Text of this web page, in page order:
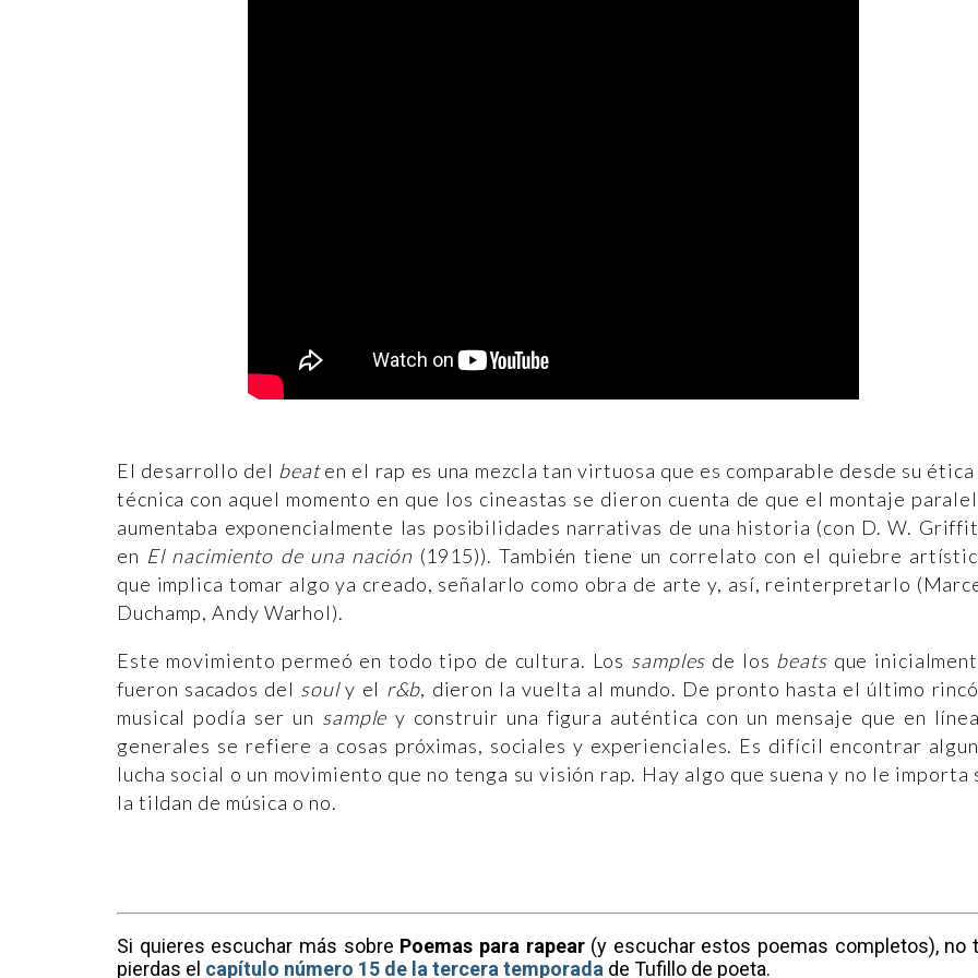
El desarrollo del beaten el rap es una mezcla tan virtuosa que es comparable desde su
técnica con aquel momento en que los cineastas se dieron cuenta de que el montaje
aumentaba exponencialmente las posibilidades narrativas de una historia (con D. W.
en El nacimiento de una nación (1915)). También tiene un correlato con el quiebre
que implica tomar algo ya creado, señalarlo como obra de arte y, así, reinterpretarlo
Duchamp, Andy Warhol).
Este movimiento permeó en todo tipo de cultura. Los samples de los beatsque
fueron sacados del souly el r&b, dieron la vuelta al mundo. De pronto hasta el último
musical podía ser un sample y construir una figura auténtica con un mensaje que en
generales se refiere a cosas próximas, sociales y experienciales. Es difícil encontrar
lucha social o un movimiento que no tenga su visión rap. Hay algo que suena y no le importa
la tildan de música o no.
Si quieres escuchar más sobre Poemas para rapear(y escuchar estos poemas completos), no
pierdas el capítulo número 15 de la tercera temporada de Tufillo de poeta.